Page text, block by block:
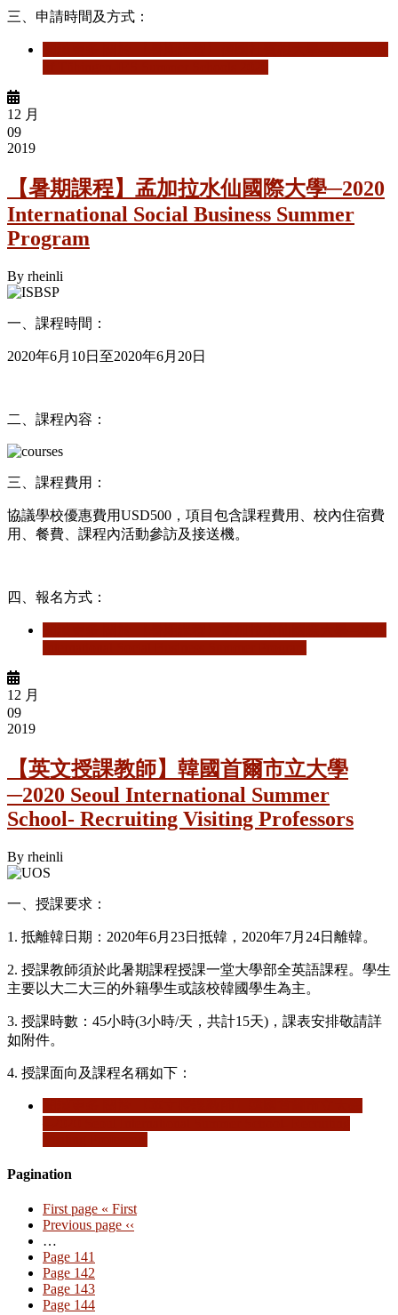
三、申請時間及方式：
12 月
09
2019
【暑期課程】孟加拉水仙國際大學─2020
International Social Business Summer
Program
By rheinli
一、課程時間：
2020年6月10日至2020年6月20日
二、課程內容：
三、課程費用：
協議學校優惠費用USD500，項目包含課程費用、校內住宿費
用、餐費、課程內活動參訪及接送機。
四、報名方式：
12 月
09
2019
【英文授課教師】韓國首爾市立大學
─2020 Seoul International Summer
School- Recruiting Visiting Professors
By rheinli
一、授課要求：
1. 抵離韓日期：2020年6月23日抵韓，2020年7月24日離韓。
2. 授課教師須於此暑期課程授課一堂大學部全英語課程。學生
主要以大二大三的外籍學生或該校韓國學生為主。
3. 授課時數：45小時(3小時/天，共計15天)，課表安排敬請詳
如附件。
4. 授課面向及課程名稱如下：
Pagination
First page « First
Previous page ‹‹
…
Page 141
Page 142
Page 143
Page 144